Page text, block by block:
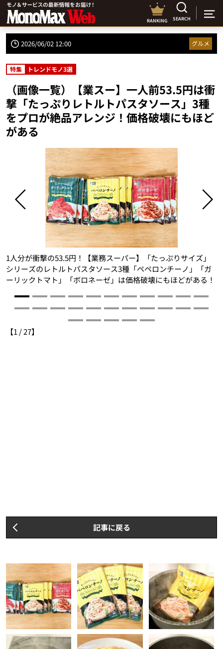
RANKING SEARCH
2026/06/02 12:00 グルメ
特集 トレンドモノ3選
（画像一覧）【業スー】一人前53.5円は衝
撃「たっぷりレトルトパスタソース」3種
をプロが絶品アレンジ！価格破壊にもほど
がある
1人分が衝撃の53.5円！【業務スーパー】「たっぷりサイズ」
シリーズのレトルトパスタソース3種「ペペロンチーノ」「ガ
ーリックトマト」「ボロネーゼ」は価格破壊にもほどがある！
【1 /27】
記事に戻る